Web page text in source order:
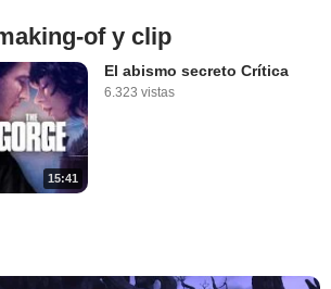
of y clip
15:41
El abismo secreto Crítica
6.323 vistas